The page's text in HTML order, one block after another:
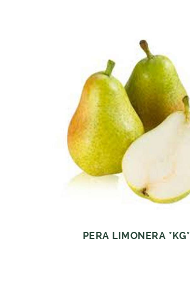
PERA LIMONERA *KG*